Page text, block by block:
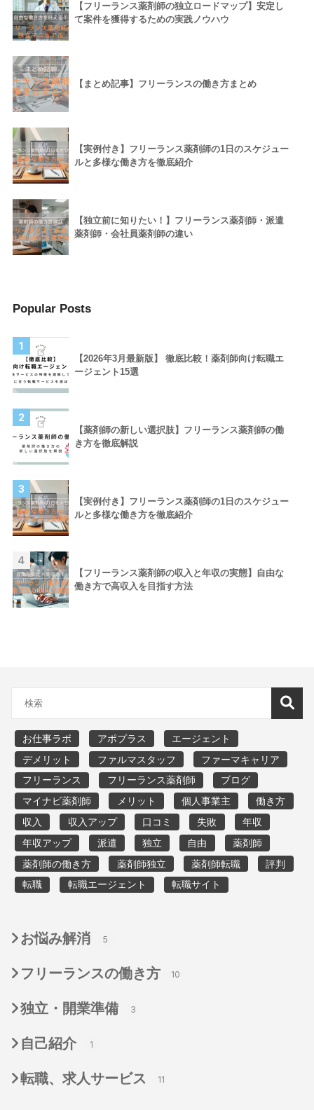
【フリーランス薬剤師の独立ロードマップ】安定し
て案件を獲得するための実践ノウハウ
【まとめ記事】フリーランスの働き方まとめ
【実例付き】フリーランス薬剤師の1日のスケジュー
ルと多様な働き方を徹底紹介
【独立前に知りたい！】フリーランス薬剤師・派遣
薬剤師・会社員薬剤師の違い
Popular Posts
1
【2026年3月最新版】 徹底比較！薬剤師向け転職エ
ージェント15選
2
【薬剤師の新しい選択肢】フリーランス薬剤師の働
き方を徹底解説
3
【実例付き】フリーランス薬剤師の1日のスケジュー
ルと多様な働き方を徹底紹介
4
【フリーランス薬剤師の収入と年収の実態】自由な
働き方で高収入を目指す方法
お仕事ラボ アポプラス
エージェント
デメリット
ファルマスタッフ
ファーマキャリア
フリーランス
フリーランス薬剤師
ブログ
マイナビ薬剤師
メリット 個人事業主
働き方
収入
収入アップ 口コミ 失敗
年収
年収アップ
派遣 独立 自由
薬剤師
薬剤師の働き方
薬剤師独立 薬剤師転職
評判
転職
転職エージェント 転職サイト
お悩み解消 5
フリーランスの働き方 10
独立・開業準備 3
自己紹介 1
転職、求人サービス 11